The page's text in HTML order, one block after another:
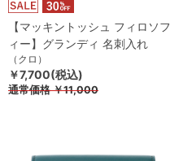
【マッキントッシュ フィロソフ
ィー】グランディ 名刺入れ
（クロ）
￥7,700(税込)
通常価格￥11,000